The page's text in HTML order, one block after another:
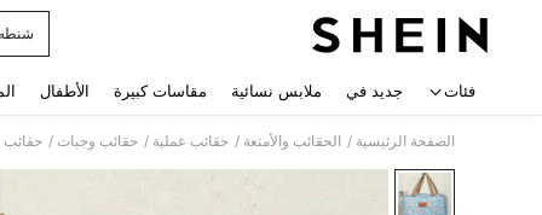
فئات جديد في ملابس نسائية مقاسات كبيرة الأطفال
الصفحة الرئيسية / الحقائب والأمتعة / حقائب عملية / حقائب وجبات / حقائب